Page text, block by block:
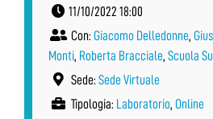
11/10/2022 18:00
Con: Giacomo Delledonne,
Monti, Roberta Bracciale, Scuola
Sede: Sede Virtuale
Tipologia: Laboratorio, Online